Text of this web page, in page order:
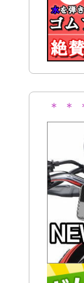
＊ ＊